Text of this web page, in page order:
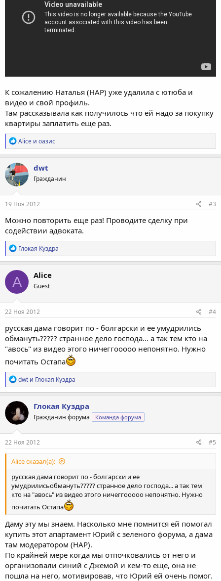
К сожалению Наталья (НАР) уже удалила с ютюба и
видео и свой профиль.
Там рассказывала как получилось что ей надо за покупку
квартиры заплатить еще раз.
Р
е
а
к
ц
и
и
:
Alice и оазис
dwt
Гражданин
19 Ноя 2012 #3
Можно повторить еще раз! Проводите сделку при
содействии адвоката.
Р
е
а
к
ц
и
и
:
Глокая Куздра
A Alice
Guest
22 Ноя 2012 #4
русская дама говорит по - болгарски и ее умудрились
обмануть????? странное дело господа... а так тем кто на
"авось" из видео этого ничеггооооо непонятно. Нужно
почитать Остапа
Р
е
а
к
ц
и
и
:
dwt и Глокая Куздра
Глокая Куздра
Гражданин форума Команда форума
22 Ноя 2012 #5
Alice сказал(а):
русская дама говорит по - болгарски и ее
умудрилисьобмануть????? странное дело господа... а так тем
кто на "авось" из видео этого ничеггооооо непонятно. Нужно
почитать Остапа
Даму эту мы знаем. Насколько мне помнится ей помогал
купить этот апартамент Юрий с зеленого форума, а дама
там модератором (НАР).
По крайней мере когда мы отпочковались от него и
организовали синий с Джемой и кем-то еще, она не
пошла на него, мотивировав, что Юрий ей очень помог.